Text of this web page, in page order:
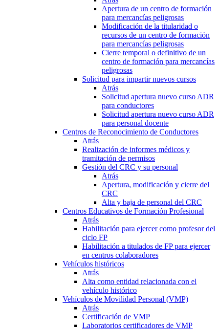
Apertura de un centro de formación
para mercancías peligrosas
Modificación de la titularidad o
recursos de un centro de formación
para mercancías peligrosas
Cierre temporal o definitivo de un
centro de formación para mercancías
peligrosas
Solicitud para impartir nuevos cursos
Atrás
Solicitud apertura nuevo curso ADR
para conductores
Solicitud apertura nuevo curso ADR
para personal docente
Centros de Reconocimiento de Conductores
Atrás
Realización de informes médicos y
tramitación de permisos
Gestión del CRC y su personal
Atrás
Apertura, modificación y cierre del
CRC
Alta y baja de personal del CRC
Centros Educativos de Formación Profesional
Atrás
Habilitación para ejercer como profesor del
ciclo FP
Habilitación a titulados de FP para ejercer
en centros colaboradores
Vehículos históricos
Atrás
Alta como entidad relacionada con el
vehículo histórico
Vehículos de Movilidad Personal (VMP)
Atrás
Certificación de VMP
Laboratorios certificadores de VMP